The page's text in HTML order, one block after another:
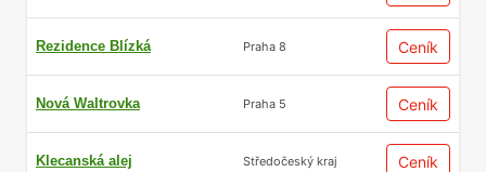
Rezidence Blízká Praha 8 Ceník
Nová Waltrovka Praha 5 Ceník
Klecanská alej Středočeský kraj Ceník